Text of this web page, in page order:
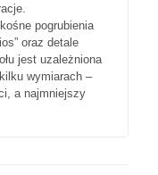
pogrubienia
oraz detale
jest uzależniona
wymiarach –
a najmniejszy